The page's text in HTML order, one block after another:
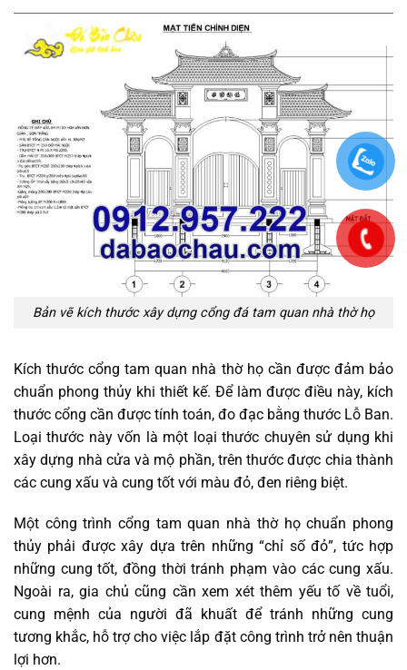
Bản vẽ kích thước xây dựng cổng đá tam quan nhà thờ họ
Kích thước cổng tam quan nhà thờ họ cần được đảm bảo
chuẩn phong thủy khi thiết kế. Để làm được điều này, kích
thước cổng cần được tính toán, đo đạc bằng thước Lỗ Ban.
Loại thước này vốn là một loại thước chuyên sử dụng khi
xây dựng nhà cửa và mộ phần, trên thước được chia thành
các cung xấu và cung tốt với màu đỏ, đen riêng biệt.
Một công trình cổng tam quan nhà thờ họ chuẩn phong
thủy phải được xây dựa trên những “chỉ số đỏ”, tức hợp
những cung tốt, đồng thời tránh phạm vào các cung xấu.
Ngoài ra, gia chủ cũng cần xem xét thêm yếu tố về tuổi,
cung mệnh của người đã khuất để tránh những cung
tương khắc, hỗ trợ cho việc lắp đặt công trình trở nên thuận
lợi hơn.